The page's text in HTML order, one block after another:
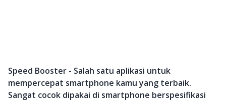
Speed Booster - Salah satu aplikasi untuk
mempercepat smartphone kamu yang terbaik.
Sangat cocok dipakai di smartphone berspesifikasi